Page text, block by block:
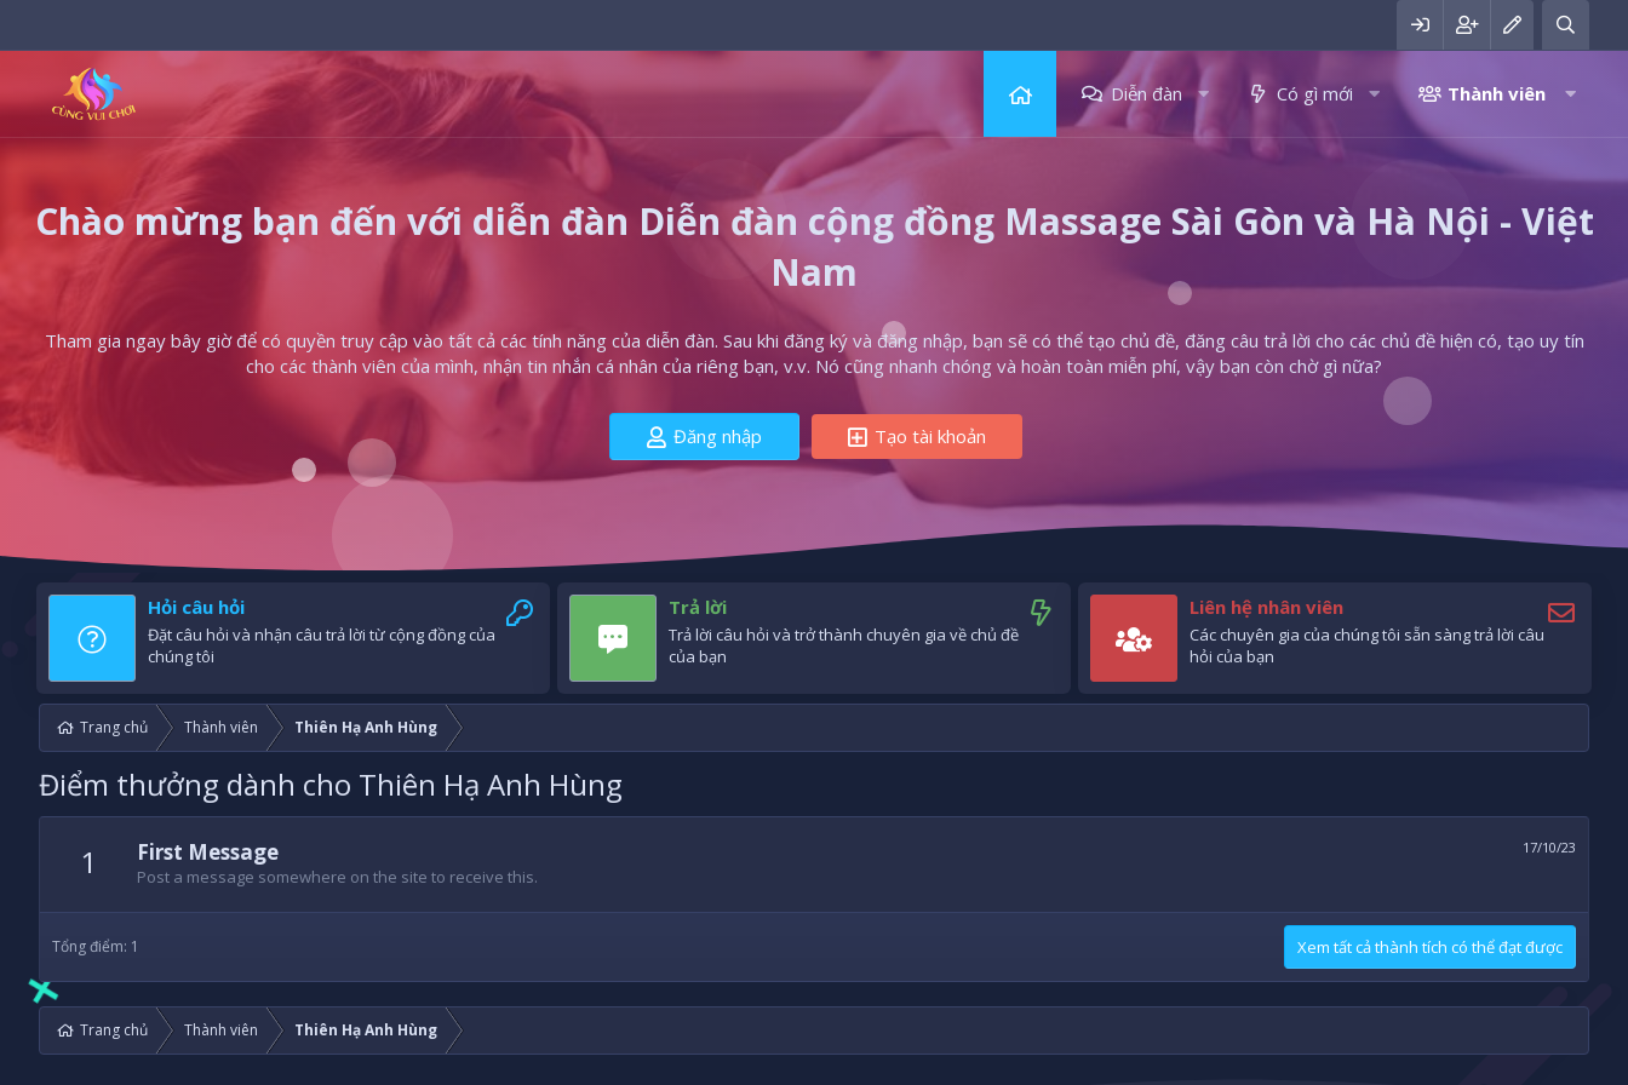
Diễn đàn Có gì mới Thành viên
Chào mừng bạn đến với diễn đàn Diễn đàn cộng đồng Massage Sài Gòn và Hà Nội - Việt
Nam
Tham gia ngay bây giờ để có quyền truy cập vào tất cả các tính năng của diễn đàn. Sau khi đăng ký và đăng nhập, bạn sẽ có thể tạo chủ đề, đăng câu trả lời cho các chủ đề hiện có, tạo uy tín
cho các thành viên của mình, nhận tin nhắn cá nhân của riêng bạn, v.v. Nó cũng nhanh chóng và hoàn toàn miễn phí, vậy bạn còn chờ gì nữa?
Đăng nhập Tạo tài khoản
Hỏi câu hỏi
Đặt câu hỏi và nhận câu trả lời từ cộng đồng của
chúng tôi
Trả lời
Trả lời câu hỏi và trở thành chuyên gia về chủ đề
của bạn
Liên hệ nhân viên
Các chuyên gia của chúng tôi sẵn sàng trả lời câu
hỏi của bạn
Trang chủ Thành viên Thiên Hạ Anh Hùng
Điểm thưởng dành cho Thiên Hạ Anh Hùng
1
17/10/23
First Message
Post a message somewhere on the site to receive this.
Tổng điểm: 1 Xem tất cả thành tích có thể đạt được
Trang chủ Thành viên Thiên Hạ Anh Hùng